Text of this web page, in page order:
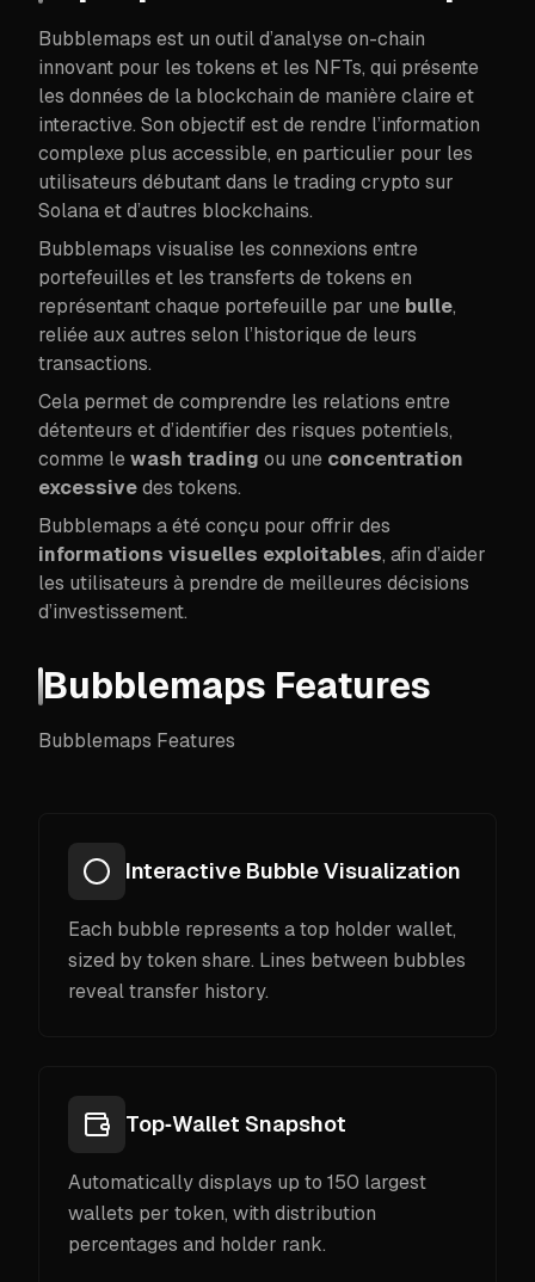
Bubblemaps est un outil d’analyse on-chain
innovant pour les tokens et les NFTs, qui présente
les données de la blockchain de manière claire et
interactive. Son objectif est de rendre l’information
complexe plus accessible, en particulier pour les
utilisateurs débutant dans le trading crypto sur
Solana et d’autres blockchains.
Bubblemaps visualise les connexions entre
portefeuilles et les transferts de tokens en
représentant chaque portefeuille par une bulle,
reliée aux autres selon l’historique de leurs
transactions.
Cela permet de comprendre les relations entre
détenteurs et d’identifier des risques potentiels,
comme lewash trading ou une concentration
excessivedes tokens.
Bubblemaps a été conçu pour offrir des
informations visuelles exploitables, afin d’aider
les utilisateurs à prendre de meilleures décisions
d’investissement.
Bubblemaps Features
Bubblemaps Features
Interactive Bubble Visualization
Each bubble represents a top holder wallet,
sized by token share. Lines between bubbles
reveal transfer history.
Top‑Wallet Snapshot
Automatically displays up to 150 largest
wallets per token, with distribution
percentages and holder rank.